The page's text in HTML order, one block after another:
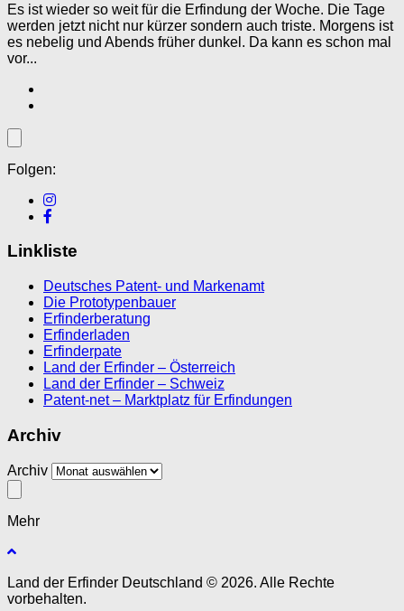
Es ist wieder so weit für die Erfindung der Woche. Die Tage
werden jetzt nicht nur kürzer sondern auch triste. Morgens ist
es nebelig und Abends früher dunkel. Da kann es schon mal
vor...
Folgen:
Linkliste
Deutsches Patent- und Markenamt
Die Prototypenbauer
Erfinderberatung
Erfinderladen
Erfinderpate
Land der Erfinder – Österreich
Land der Erfinder – Schweiz
Patent-net – Marktplatz für Erfindungen
Archiv
Archiv
Mehr
Land der Erfinder Deutschland © 2026. Alle Rechte
vorbehalten.